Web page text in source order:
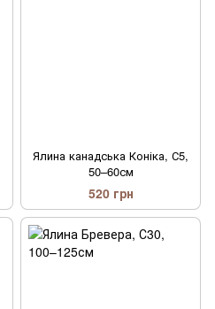
Ялина канадська Коніка, С5,
50–60см
520 грн